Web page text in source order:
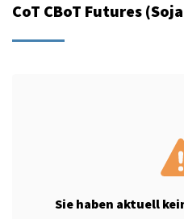
CoT CBoT Futures
Sie haben aktuell